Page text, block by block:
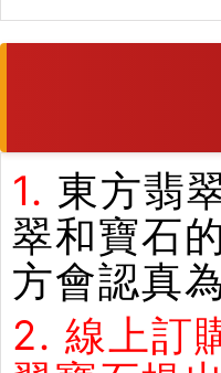
1. 東方翡
翠和寶石
方會認真
2. 線上訂